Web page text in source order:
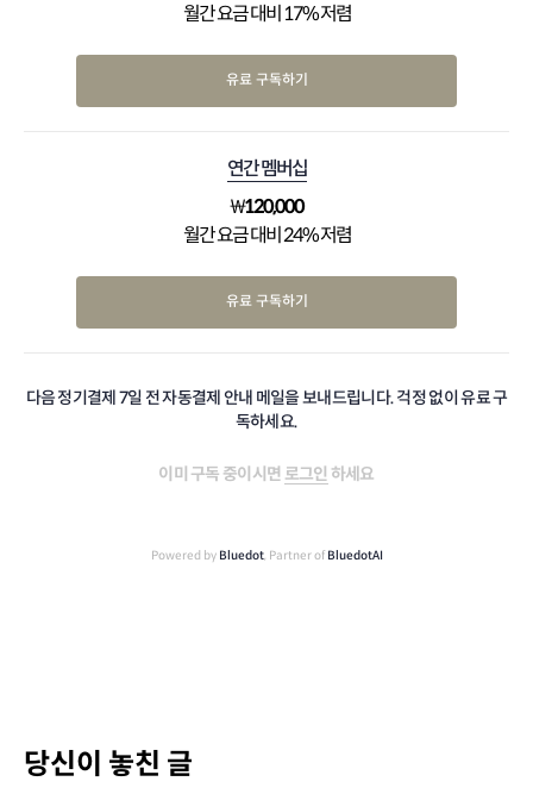
월간 요금 대비 17% 저렴
유료 구독하기
연간 멤버십
₩120,000
월간 요금 대비 24% 저렴
유료 구독하기
다음 정기결제 7일 전 자동결제 안내 메일을 보내드립니다. 걱정 없이 유료 구
독하세요.
이미 구독 중이시면 로그인 하세요
Powered by Bluedot, Partner of BluedotAI
당신이 놓친 글